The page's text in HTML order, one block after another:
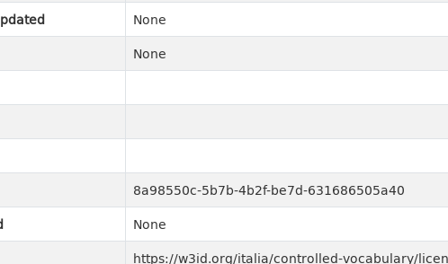
None
None
8a98550c-5b7b-4b2f-be7d-631686505a40
None
https://w3id.org/italia/controlled-vocabulary/